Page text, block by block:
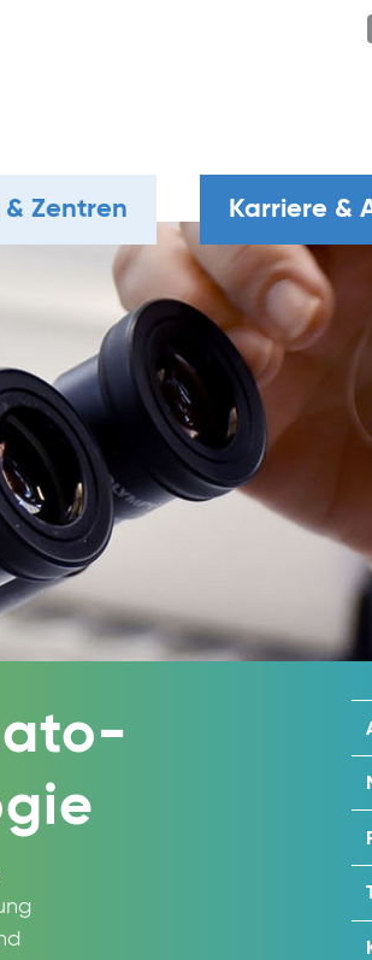
Zentren Karriere &